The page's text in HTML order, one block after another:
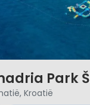
De lokale
vlees en
perfecte
mooie
voorzien.
Park
Kroatië